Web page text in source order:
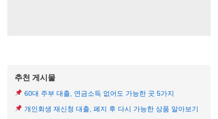
추천 게시물
60대 주부 대출, 연금소득 없어도 가능한 곳 5가지
개인회생 재신청 대출, 폐지 후 다시 가능한 상품 알아보기